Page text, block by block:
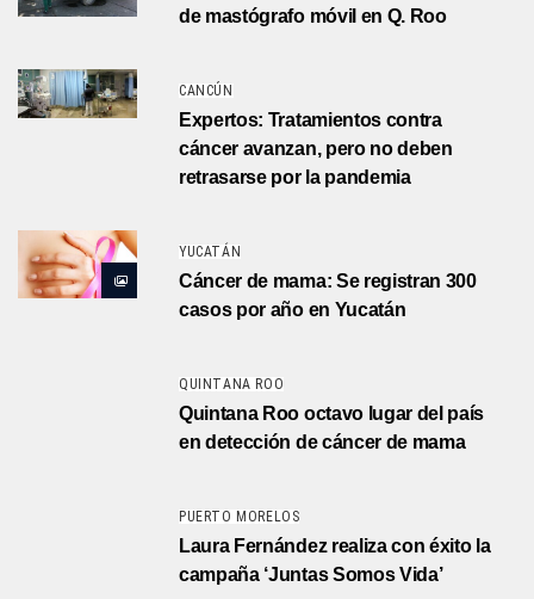
de mastógrafo móvil en Q. Roo
CANCÚN
Expertos: Tratamientos contra
cáncer avanzan, pero no deben
retrasarse por la pandemia
YUCATÁN
Cáncer de mama: Se registran 300
casos por año en Yucatán
QUINTANA ROO
Quintana Roo octavo lugar del país
en detección de cáncer de mama
PUERTO MORELOS
Laura Fernández realiza con éxito la
campaña ‘Juntas Somos Vida’